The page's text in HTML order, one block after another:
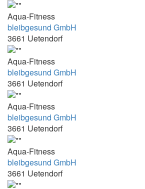
16.00-16.30 und 16.30-17.00z
16.00-17:00
16.15 - 17.00 Uhr
16.15 - 19.15. Uhr
16.15-17:00
16.15-17:00 Uhr
16.25-17.10
16.25-20.00
16.30 - 17.15 Uhr
Aqua-Fitness
bleibgesund GmbH
3661 Uetendorf
Aqua-Fitness
bleibgesund GmbH
3661 Uetendorf
Aqua-Fitness
bleibgesund GmbH
3661 Uetendorf
Aqua-Fitness
bleibgesund GmbH
3661 Uetendorf